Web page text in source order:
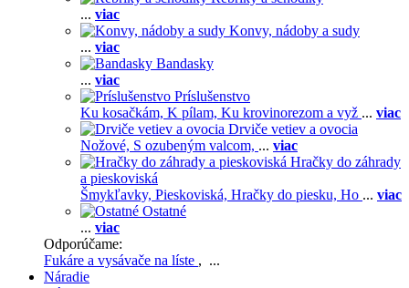
... viac
Konvy, nádoby a sudy
... viac
Bandasky
... viac
Príslušenstvo
Ku kosačkám, K pílam, Ku krovinorezom a vyž ... viac
Drviče vetiev a ovocia
Nožové, S ozubeným valcom, ... viac
Hračky do záhrady
a pieskoviská
Šmykľavky, Pieskoviská, Hračky do piesku, Ho ... viac
Ostatné
... viac
Odporúčame:
Fukáre a vysávače na líste , ...
Náradie